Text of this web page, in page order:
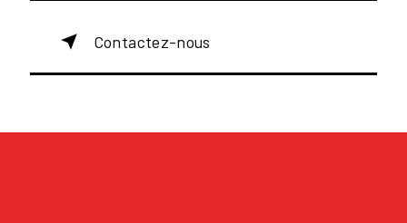
Contactez-nous